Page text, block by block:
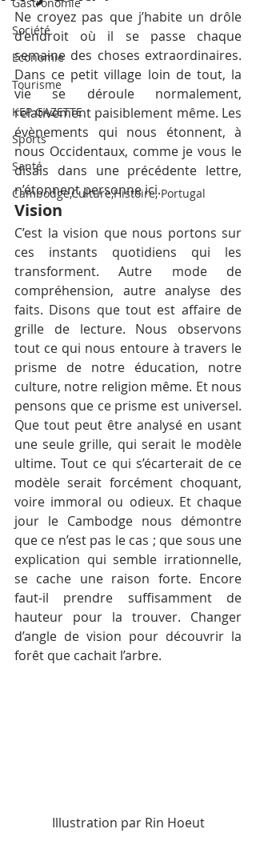
Société
Economie
Tourisme
KEP GAZETTE
Sports
Santé
Cambodge,Culture,Histoire, Portugal
Ne croyez pas que j’habite un drôle
d’endroit où il se passe chaque
semaine des choses extraordinaires.
Dans ce petit village loin de tout, la
vie se déroule normalement,
relativement paisiblement même. Les
évènements qui nous étonnent, à
nous Occidentaux, comme je vous le
disais dans une précédente lettre,
n’étonnent personne ici.
Vision
C’est la vision que nous portons sur
ces instants quotidiens qui les
transforment. Autre mode de
compréhension, autre analyse des
faits. Disons que tout est affaire de
grille de lecture. Nous observons
tout ce qui nous entoure à travers le
prisme de notre éducation, notre
culture, notre religion même. Et nous
pensons que ce prisme est universel.
Que tout peut être analysé en usant
une seule grille, qui serait le modèle
ultime. Tout ce qui s’écarterait de ce
modèle serait forcément choquant,
voire immoral ou odieux. Et chaque
jour le Cambodge nous démontre
que ce n’est pas le cas ; que sous une
explication qui semble irrationnelle,
se cache une raison forte. Encore
faut-il prendre suffisamment de
hauteur pour la trouver. Changer
d’angle de vision pour découvrir la
forêt que cachait l’arbre.
Illustration par Rin Hoeut